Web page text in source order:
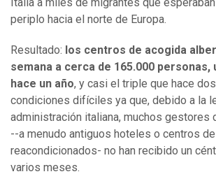
Italia a miles de migrantes que
periplo hacia el norte de Europa.
Resultado: los centros de acogida
semana a cerca de 165.000 personas,
hace un año, y casi el triple que hace
condiciones difíciles ya que, debido a la
administración italiana, muchos gestores
--a menudo antiguos hoteles o centros
reacondicionados- no han recibido un
varios meses.